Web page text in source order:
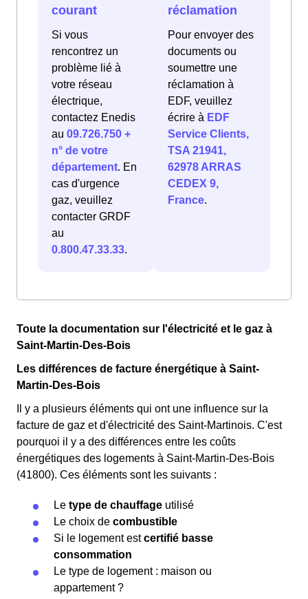
courant
Si vous
rencontrez un
problème lié à
votre réseau
électrique,
contactez Enedis
au 09.726.750 +
n° de votre
département. En
cas d'urgence
gaz, veuillez
contacter GRDF
au
0.800.47.33.33.
réclamation
Pour envoyer des
documents ou
soumettre une
réclamation à
EDF, veuillez
écrire à EDF
Service Clients,
TSA 21941,
62978 ARRAS
CEDEX 9,
France.
Toute la documentation sur l'électricité et le gaz à
Saint-Martin-Des-Bois
Les différences de facture énergétique à Saint-
Martin-Des-Bois
Il y a plusieurs éléments qui ont une influence sur la
facture de gaz et d'électricité des Saint-Martinois. C'est
pourquoi il y a des différences entre les coûts
énergétiques des logements à Saint-Martin-Des-Bois
(41800). Ces éléments sont les suivants :
Le type de chauffage utilisé
Le choix de combustible
Si le logement estcertifié basse
consommation
Le type de logement : maison ou
appartement ?